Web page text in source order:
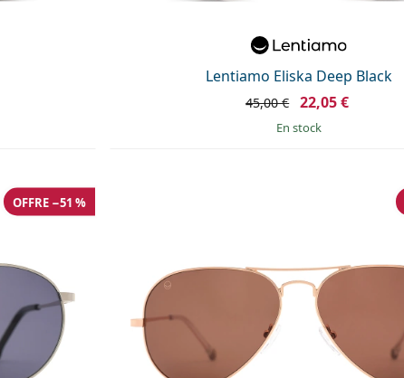
Lentiamo Eliska Deep Black
45,00 € 22,05 €
en stock
OFFRE −51 %